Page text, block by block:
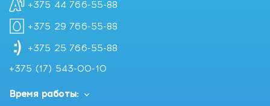
+375 44 766-55-88
+375 29 766-55-88
+375 25 766-55-88
+375 (17) 543-00-10
Время работы: